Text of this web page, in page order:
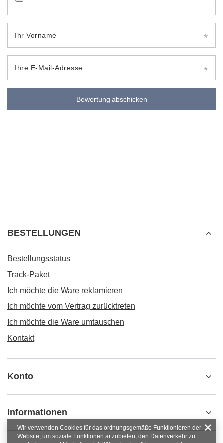
Ihr Vorname
Ihre E-Mail-Adresse
Bewertung abschicken
BESTELLUNGEN
Bestellungsstatus
Track-Paket
Ich möchte die Ware reklamieren
Ich möchte vom Vertrag zurücktreten
Ich möchte die Ware umtauschen
Kontakt
Konto
Informationen
Wir verwenden Cookies für das ordnungsgemäße Funktionieren der
Website, um soziale Funktionen anzubieten, den Datenverkehr zu